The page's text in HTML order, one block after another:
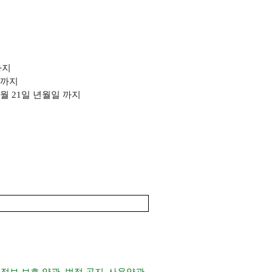
지
21일 년월일 까지